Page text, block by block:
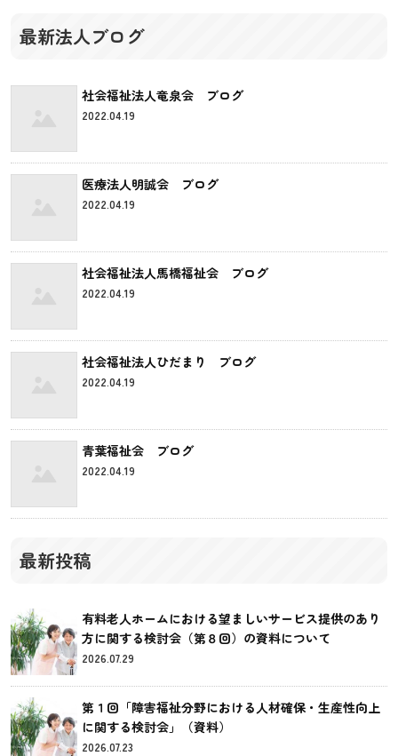
最新法人ブログ
社会福祉法人竜泉会 ブログ
2022.04.19
医療法人明誠会 ブログ
2022.04.19
社会福祉法人馬橋福祉会 ブログ
2022.04.19
社会福祉法人ひだまり ブログ
2022.04.19
青葉福祉会 ブログ
2022.04.19
最新投稿
有料老人ホームにおける望ましいサービス提供のあり
方に関する検討会（第８回）の資料について
2026.07.29
第１回「障害福祉分野における人材確保・生産性向上
に関する検討会」（資料）
2026.07.23